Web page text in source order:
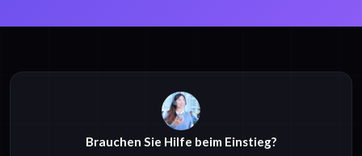
Polnisch M4A zu
Polnisch OPUS zu
Brauchen Sie Hilfe beim Einstieg?